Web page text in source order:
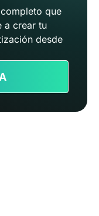
que
a crear tu
desde